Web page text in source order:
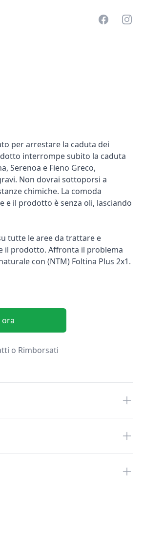
FacebookInstagram
per arrestare la caduta dei
interrompe subito la caduta
Serenoa e Fieno Greco,
Non dovrai sottoporsi a
chimiche. La comoda
e il prodotto è senza oli, lasciando
tutte le aree da trattare e
il prodotto. Affronta il problema
con (NTM) Foltina Plus 2x1.
o Rimborsati